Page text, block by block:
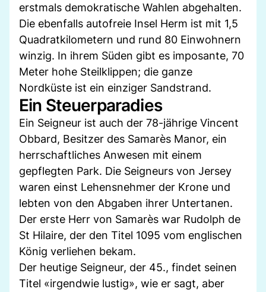
erstmals demokratische Wahlen abgehalten.
Die ebenfalls autofreie Insel Herm ist mit 1,5
Quadratkilometern und rund 80 Einwohnern
winzig. In ihrem Süden gibt es imposante, 70
Meter hohe Steilklippen; die ganze
Nordküste ist ein einziger Sandstrand.
Ein Steuerparadies
Ein Seigneur ist auch der 78-jährige Vincent
Obbard, Besitzer des Samarès Manor, ein
herrschaftliches Anwesen mit einem
gepflegten Park. Die Seigneurs von Jersey
waren einst Lehensnehmer der Krone und
lebten von den Abgaben ihrer Untertanen.
Der erste Herr von Samarès war Rudolph de
St Hilaire, der den Titel 1095 vom englischen
König verliehen bekam.
Der heutige Seigneur, der 45., findet seinen
Titel «irgendwie lustig», wie er sagt, aber